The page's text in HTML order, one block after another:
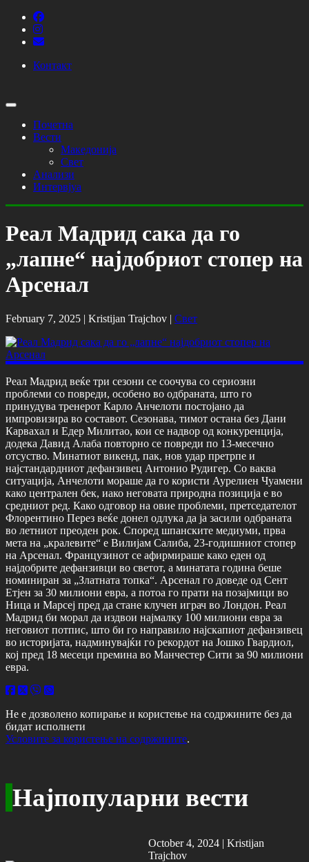
Контакт
Почетна
Вести
Македонија
Свет
Анализи
Интервјуа
Реал Мадрид сака да го
„лапне“ најдобриот стопер на
Арсенал
February 7, 2025 | Kristijan Trajchov | Свет
Реал Мадрид веќе три сезони се соочува со сериозни
проблеми со повреди, особено во одбраната, што го
принудува тренерот Карло Анчелоти постојано да
импровизира во составот. Сезонава, тимот остана без Дани
Карвахал и Едер Милитао, кои се надвор од конкуренција,
додека Давид Алаба повторно се повреди по 13-месечно
отсуство. Минатиот викенд, пак, нов удар претрпе и
најстандардниот дефанзивец Антонио Рудигер. Со ваква
ситуација, Анчелоти мораше да го користи Аурелиен Чуамени
како централен бек, иако неговата природна позиција е во
средниот ред. Како одговор на овие проблеми, претседателот
Флорентино Перез веќе донел одлука да ја засили одбраната
во летниот преоден рок. Според шпанските медиуми, прва
мета на „кралевите“ е Вилијам Салиба, 23-годишниот стопер
на Арсенал. Французинот се афирмираше како еден од
најдобрите дефанзивци во светот, а минатата година беше
номиниран за „Златната топка“. Арсенал го доведе од Сент
Етјен за 30 милиони евра, а потоа го прати на позајмици во
Ница и Марсеј пред да стане клучен играч во Лондон. Реал
Мадрид би морал да издвои најмалку 100 милиони евра за
неговиот потпис, што би го направило најскапиот дефанзивец
во историјата, надминувајќи го рекордот на Јошко Гвардиол,
кој пред 18 месеци премина во Манчестер Сити за 90 милиони
евра.
Не е дозволено копирање и користење на содржините без да
бидат исполнети
Условите за користење на содржините.
Најпопуларни вести
October 4, 2024 |Kristijan
Trajchov